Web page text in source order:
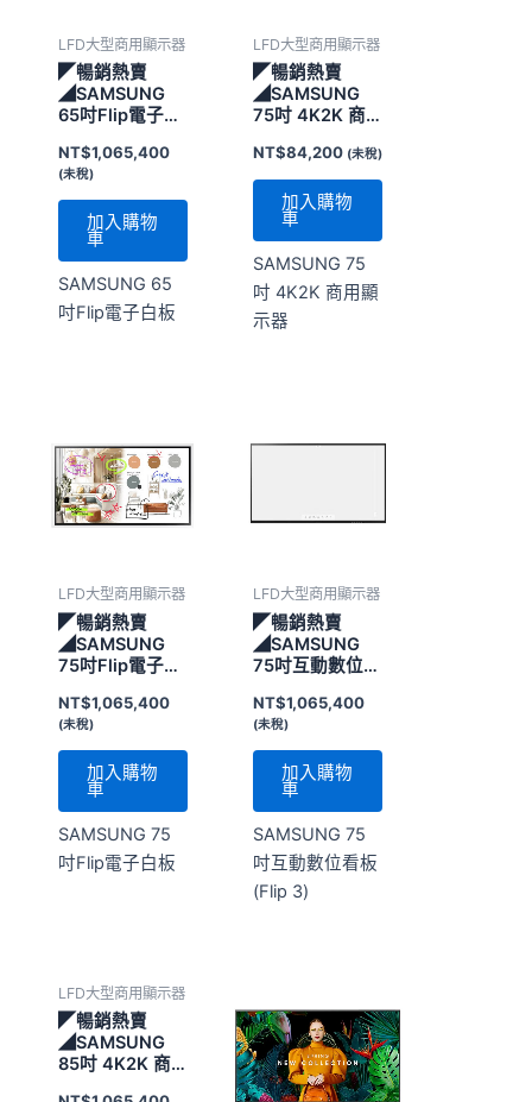
LFD大型商用顯示器
◤暢銷熱賣
◢SAMSUNG
65吋Flip電子白
NT$1,065,400
(未稅)
加入購物
車
SAMSUNG 65
吋Flip電子白板
LFD大型商用顯示器
◤暢銷熱賣
◢SAMSUNG
75吋 4K2K 商
NT$84,200 (未稅)
加入購物
車
SAMSUNG 75
吋 4K2K 商用顯
示器
LFD大型商用顯示器
◤暢銷熱賣
◢SAMSUNG
75吋Flip電子白
NT$1,065,400
(未稅)
加入購物
車
SAMSUNG 75
吋Flip電子白板
LFD大型商用顯示器
◤暢銷熱賣
◢SAMSUNG
75吋互動數位看
NT$1,065,400
(未稅)
加入購物
車
SAMSUNG 75
吋互動數位看板
(Flip 3)
LFD大型商用顯示器
◤暢銷熱賣
◢SAMSUNG
85吋 4K2K 商